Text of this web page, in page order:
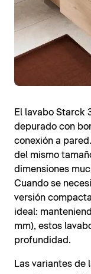
El lavabo Starck
depurado con
conexión a
del mismo
dimensiones
Cuando se
versión
ideal:
mm), estos
profundidad.
Las variantes de